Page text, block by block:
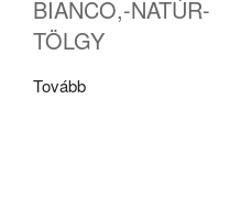
BIANCO,-NATÚR-
TÖLGY
Tovább